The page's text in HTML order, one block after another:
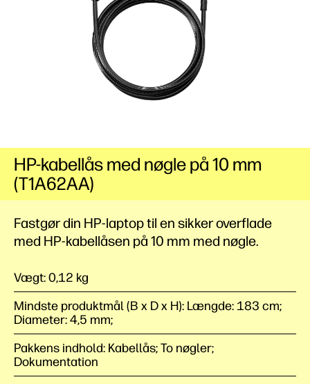
Fastgør din HP-laptop til en sikker overflade
med HP-kabellåsen på 10 mm med nøgle.
Vægt: 0,12 kg
Mindste produktmål (B x D x H): Længde: 183 cm;
Diameter: 4,5 mm;
Pakkens indhold: Kabellås; To nøgler;
Dokumentation
HP-kabellås med nøgle på 10 mm
(T1A62AA)